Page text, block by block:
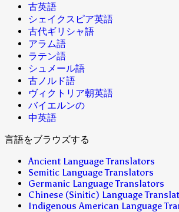
古英語
シェイクスピア英語
古代ギリシャ語
アラム語
ラテン語
シュメール語
古ノルド語
ヴィクトリア朝英語
バイエルンの
中英語
言語をブラウズする
Ancient Language Translators
Semitic Language Translators
Germanic Language Translators
Chinese (Sinitic) Language
Indigenous American Language